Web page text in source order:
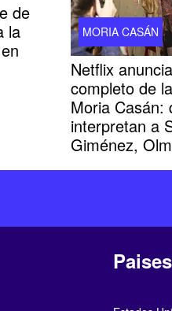
de
la
MORIA CASÁN
Netflix
completo de
Moria Casán:
interpretan a
Giménez,
Paises